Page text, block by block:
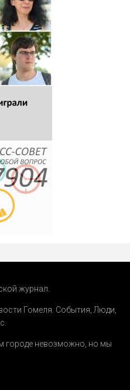
журнал.
Гомеля. События Люди
городе невозможно, но мы